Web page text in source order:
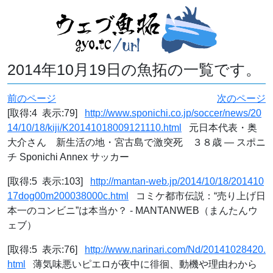
2014年10月19日の魚拓の一覧です。
前のページ
次のページ
[取得:4 表示:79]
http://www.sponichi.co.jp/soccer/news/20
14/10/18/kiji/K20141018009121110.html
元日本代表・奥
大介さん 新生活の地・宮古島で激突死 ３８歳 ― スポニ
チ Sponichi Annex サッカー
[取得:5 表示:103]
http://mantan-web.jp/2014/10/18/201410
17dog00m200038000c.html
コミケ都市伝説：“売り上げ日
本一のコンビニ”は本当か？ - MANTANWEB（まんたんウ
ェブ）
[取得:5 表示:76]
http://www.narinari.com/Nd/20141028420.
html
薄気味悪いピエロが夜中に徘徊、動機や理由わから